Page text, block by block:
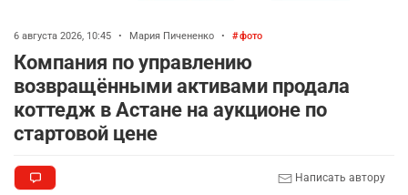
6 августа 2026, 10:45 • Мария Пичененко • фото
Компания по управлению
возвращёнными активами продала
коттедж в Астане на аукционе по
стартовой цене
Написать автору